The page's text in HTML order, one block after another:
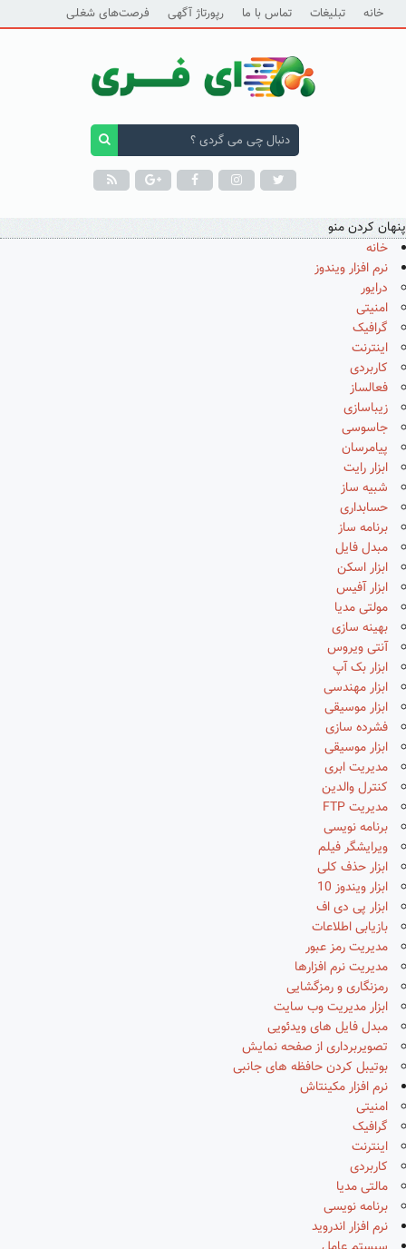
خانه تبلیغات تماس با ما رپورتاژ آگهی فرصت‌های شغلی
پنهان کردن منو
خانه
نرم افزار ویندوز
درایور
امنیتی
گرافیک
اینترنت
کاربردی
فعالساز
زیباسازی
جاسوسی
پیامرسان
ابزار رایت
شبیه ساز
حسابداری
برنامه ساز
مبدل فایل
ابزار اسکن
ابزار آفیس
مولتی مدیا
بهینه سازی
آنتی ویروس
ابزار بک آپ
ابزار مهندسی
ابزار موسیقی
فشرده سازی
ابزار موسیقی
مدیریت ابری
کنترل والدین
مدیریت FTP
برنامه نویسی
ویرایشگر فیلم
ابزار حذف کلی
ابزار ویندوز 10
ابزار پی دی اف
بازیابی اطلاعات
مدیریت رمز عبور
مدیریت نرم افزارها
رمزنگاری و رمزگشایی
ابزار مدیریت وب سایت
مبدل فایل های ویدئویی
تصویربرداری از صفحه نمایش
بوتیبل کردن حافظه های جانبی
نرم افزار مکینتاش
امنیتی
گرافیک
اینترنت
کاربردی
مالتی مدیا
برنامه نویسی
نرم افزار اندروید